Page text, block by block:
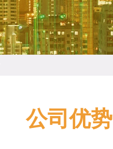
公司优势